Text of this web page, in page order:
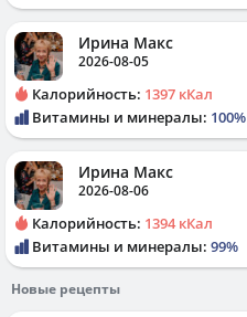
Ирина Макс
2026-08-05
Калорийность: 1397 кКал
Витамины и минералы: 100%
Ирина Макс
2026-08-06
Калорийность: 1394 кКал
Витамины и минералы: 99%
Новые рецепты